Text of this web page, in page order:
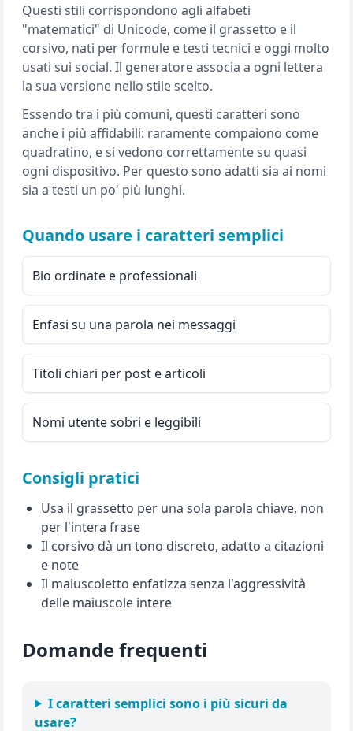
Questi stili corrispondono agli alfabeti
"matematici" di Unicode, come il grassetto e il
corsivo, nati per formule e testi tecnici e oggi molto
usati sui social. Il generatore associa a ogni lettera
la sua versione nello stile scelto.
Essendo tra i più comuni, questi caratteri sono
anche i più affidabili: raramente compaiono come
quadratino, e si vedono correttamente su quasi
ogni dispositivo. Per questo sono adatti sia ai nomi
sia a testi un po' più lunghi.
Quando usare i caratteri semplici
Bio ordinate e professionali
Enfasi su una parola nei messaggi
Titoli chiari per post e articoli
Nomi utente sobri e leggibili
Consigli pratici
Usa il grassetto per una sola parola chiave, non
per l'intera frase
Il corsivo dà un tono discreto, adatto a citazioni
e note
Il maiuscoletto enfatizza senza l'aggressività
delle maiuscole intere
Domande frequenti
I caratteri semplici sono i più sicuri da
usare?